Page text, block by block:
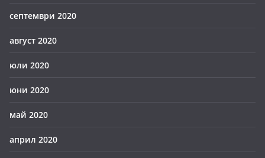
септември 2020
август 2020
юли 2020
юни 2020
май 2020
април 2020